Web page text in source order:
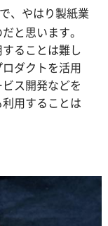
、やはり製紙業
と思います。
ることは難し
ダクトを活用
ス開発などを
用することは